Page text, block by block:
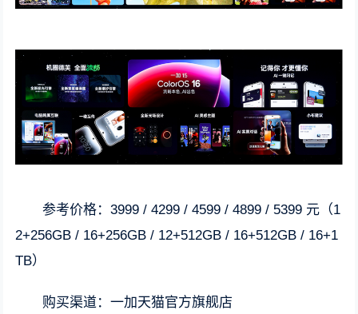
参考价格：3999 / 4299 / 4599 / 4899 / 5399 元（1
2+256GB / 16+256GB / 12+512GB / 16+512GB / 16+1
TB）
购买渠道：一加天猫官方旗舰店